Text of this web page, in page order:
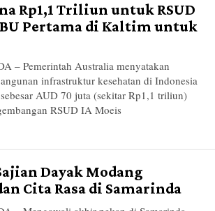
Rp1,1 Triliun untuk RSUD
Pertama di Kaltim untuk
– Pemerintah Australia menyatakan
infrastruktur kesehatan di Indonesia
AUD 70 juta (sekitar Rp1,1 triliun)
RSUD IA Moeis
Dayak Modang
Cita Rasa di Samarinda